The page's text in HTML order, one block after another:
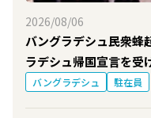
2026/08/06
バングラデシュ民衆蜂
ラデシュ帰国宣言を受
バングラデシュ 駐在員